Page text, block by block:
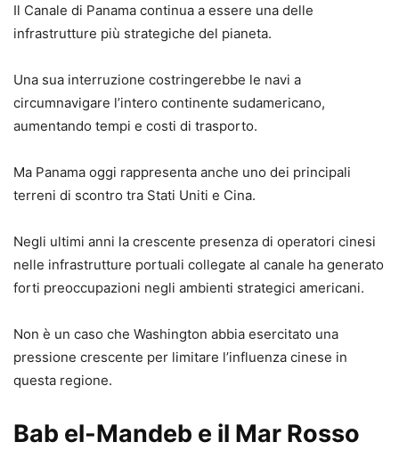
Il Canale di Panama continua a essere una delle
infrastrutture più strategiche del pianeta.
Una sua interruzione costringerebbe le navi a
circumnavigare l’intero continente sudamericano,
aumentando tempi e costi di trasporto.
Ma Panama oggi rappresenta anche uno dei principali
terreni di scontro tra Stati Uniti e Cina.
Negli ultimi anni la crescente presenza di operatori cinesi
nelle infrastrutture portuali collegate al canale ha generato
forti preoccupazioni negli ambienti strategici americani.
Non è un caso che Washington abbia esercitato una
pressione crescente per limitare l’influenza cinese in
questa regione.
Bab el-Mandeb e il Mar Rosso